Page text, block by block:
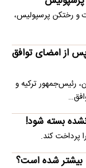
و رختکن پرسپولیس،
از امضای توافق
رئیس‌جمهور ترکیه و
بسته شود!
پرداخت کند.
بیشتر شده است؟